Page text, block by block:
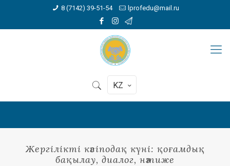
8 (7142) 39-51-54 lprofedu@mail.ru
KZ
Жергілікті кәсіподақ күні: қоғамдық
бақылау, диалог, нәтиже